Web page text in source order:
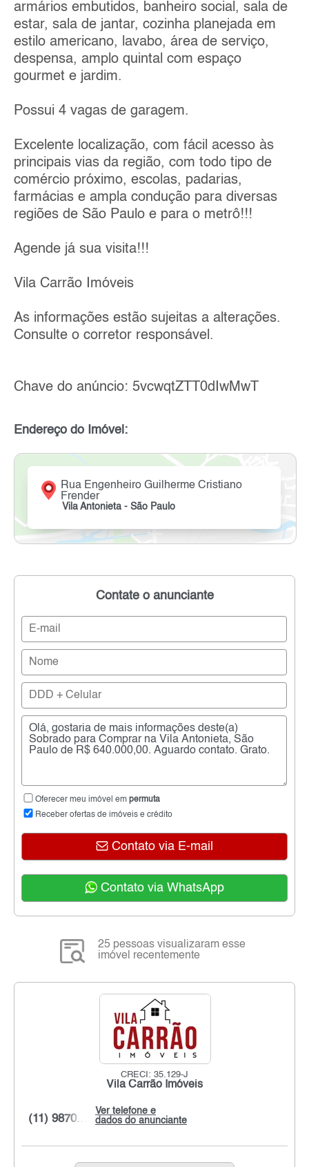
armários embutidos, banheiro social, sala de
estar, sala de jantar, cozinha planejada em
estilo americano, lavabo, área de serviço,
despensa, amplo quintal com espaço
gourmet e jardim.
Possui 4 vagas de garagem.
Excelente localização, com fácil acesso às
principais vias da região, com todo tipo de
comércio próximo, escolas, padarias,
farmácias e ampla condução para diversas
regiões de São Paulo e para o metrô!!!
Agende já sua visita!!!
Vila Carrão Imóveis
As informações estão sujeitas a alterações.
Consulte o corretor responsável.
Chave do anúncio: 5vcwqtZTT0dIwMwT
Endereço do Imóvel:
Rua Engenheiro Guilherme Cristiano
Frender
Vila Antonieta - São Paulo
Contate o anunciante
Oferecer meu imóvel em permuta
Receber ofertas de imóveis e crédito
Contato via E-mail
Contato via WhatsApp
25 pessoas visualizaram esse
imóvel recentemente
CRECI: 35.129-J
Vila Carrão Imóveis
Ver telefone e
dados do anunciante
(11) 9870...